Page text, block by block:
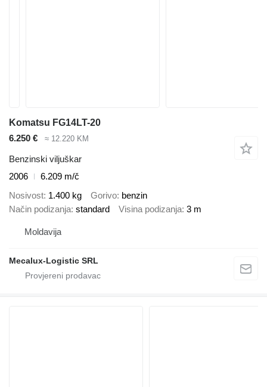
Komatsu FG14LT-20
6.250 €
≈ 12.220 KM
Benzinski viljuškar
2006
6.209 m/č
Nosivost 1.400 kg Gorivo benzin
Način podizanja standard Visina podizanja 3 m
Moldavija
Mecalux-Logistic SRL